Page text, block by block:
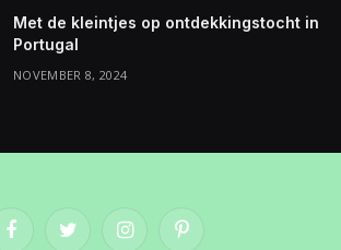
Met de kleintjes op ontdekkingstocht in
Portugal
NOVEMBER 8, 2024
FacebookTwitter InstagramPinterest